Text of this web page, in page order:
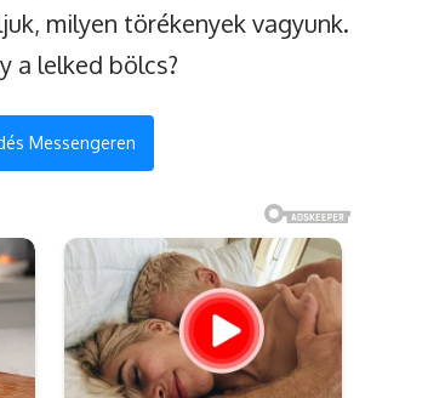
milyen törékenyek vagyunk.
a lelked bölcs?
Messengeren